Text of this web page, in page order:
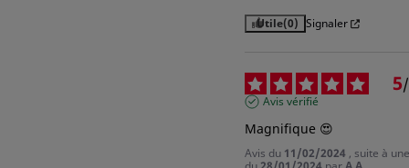
Utile(0) Signaler
5/
Avis vérifié
Magnifique 😍
Avis du 11/02/2024 , suite à